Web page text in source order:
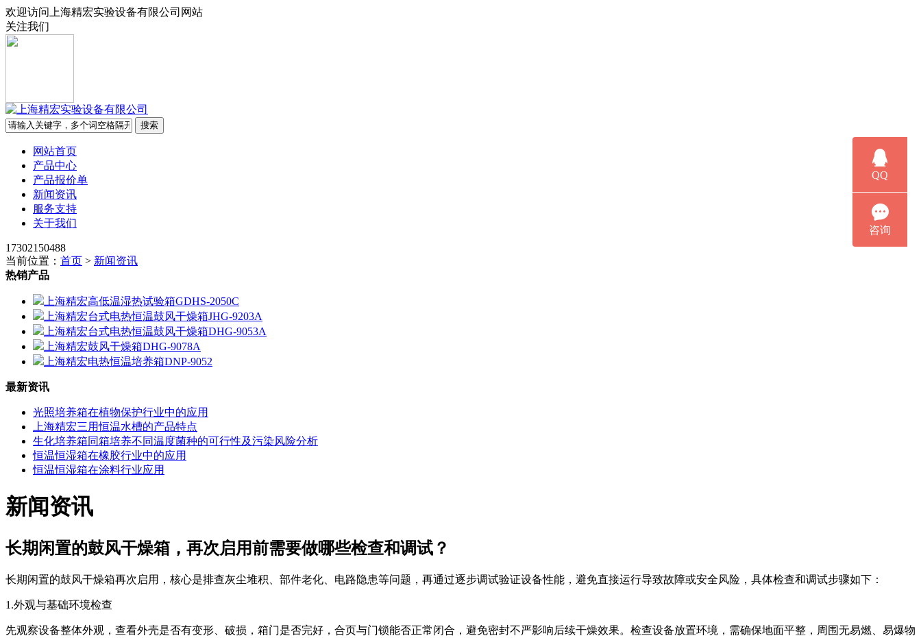
欢迎访问上海精宏实验设备有限公司网站
关注我们
网站首页
产品中心
产品报价单
新闻资讯
服务支持
关于我们
17302150488
当前位置： 首页 > 新闻资讯
热销产品
上海精宏高低温湿热试验箱GDHS-2050C
上海精宏台式电热恒温鼓风干燥箱JHG-9203A
上海精宏台式电热恒温鼓风干燥箱DHG-9053A
上海精宏鼓风干燥箱DHG-9078A
上海精宏电热恒温培养箱DNP-9052
最新资讯
光照培养箱在植物保护行业中的应用
上海精宏三用恒温水槽的产品特点
生化培养箱同箱培养不同温度菌种的可行性及污染风险分析
恒温恒湿箱在橡胶行业中的应用
恒温恒湿箱在涂料行业应用
新闻资讯
长期闲置的鼓风干燥箱，再次启用前需要做哪些检查和调试？
长期闲置的鼓风干燥箱再次启用，核心是排查灰尘堆积、部件老化、电路隐患等问题，再通过逐步调试验证设备性能，避免直接运行导致故障或安全风险，具体检查和调试步骤如下：
1.外观与基础环境检查
先观察设备整体外观，查看外壳是否有变形、破损，箱门是否完好，合页与门锁能否正常闭合，避免密封不严影响后续干燥效果。检查设备放置环境，需确保地面平整，周围无易燃、易爆物